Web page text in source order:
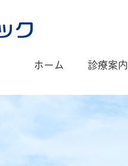
ホーム 診療案内